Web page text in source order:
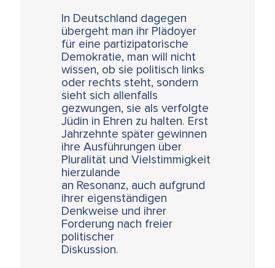
In Deutschland dagegen
übergeht man ihr Plädoyer
für eine partizipatorische
Demokratie, man will nicht
wissen, ob sie politisch links
oder rechts steht, sondern
sieht sich allenfalls
gezwungen, sie als verfolgte
Jüdin in Ehren zu halten. Erst
Jahrzehnte später gewinnen
ihre Ausführungen über
Pluralität und Vielstimmigkeit
hierzulande
an Resonanz, auch aufgrund
ihrer eigenständigen
Denkweise und ihrer
Forderung nach freier
politischer
Diskussion.